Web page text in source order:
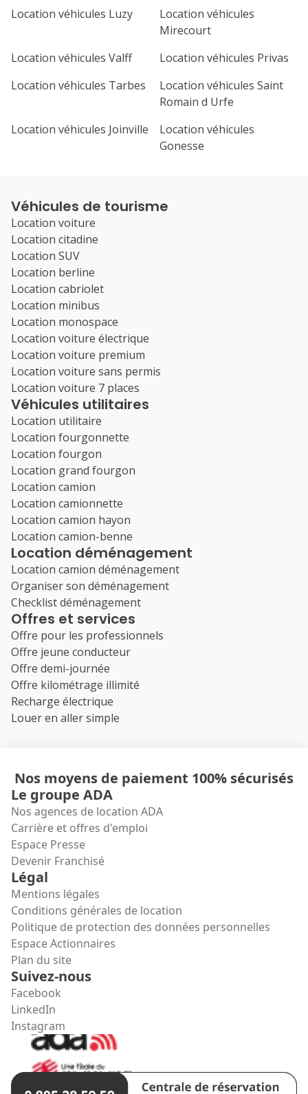
Location véhicules Luzy
Location véhicules
Mirecourt
Location véhicules Valff
Location véhicules Privas
Location véhicules Tarbes
Location véhicules Saint
Romain d Urfe
Location véhicules Joinville
Location véhicules
Gonesse
Véhicules de tourisme
Location voiture
Location citadine
Location SUV
Location berline
Location cabriolet
Location minibus
Location monospace
Location voiture électrique
Location voiture premium
Location voiture sans permis
Location voiture 7 places
Véhicules utilitaires
Location utilitaire
Location fourgonnette
Location fourgon
Location grand fourgon
Location camion
Location camionnette
Location camion hayon
Location camion-benne
Location déménagement
Location camion déménagement
Organiser son déménagement
Checklist déménagement
Offres et services
Offre pour les professionnels
Offre jeune conducteur
Offre demi-journée
Offre kilométrage illimité
Recharge électrique
Louer en aller simple
Nos moyens de paiement 100% sécurisés
Le groupe ADA
Nos agences de location ADA
Carrière et offres d'emploi
Espace Presse
Devenir Franchisé
Légal
Mentions légales
Conditions générales de location
Politique de protection des données personnelles
Espace Actionnaires
Plan du site
Suivez-nous
Facebook
LinkedIn
Instagram